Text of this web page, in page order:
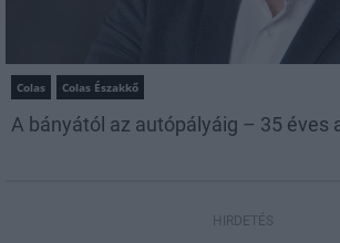
Colas Colas Északkő
A bányától az autópályáig – 35 éves
HIRDETÉS